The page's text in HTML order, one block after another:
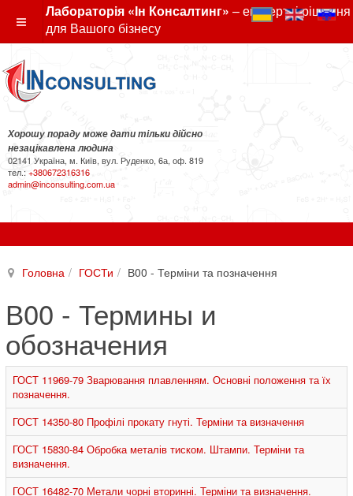
Лабораторія «Ін Консалтинг» – експертні рішення
для Вашого бізнесу
Хорошу пораду може дати тільки дійсно
незацікавлена людина
02141 Україна, м. Київ, вул. Руденко, 6а, оф. 819
тел.: +380672316316
admin@inconsulting.com.ua
Головна ГОСТи В00 - Терміни та позначення
В00 - Термины и
обозначения
ГОСТ 11969-79 Зварювання плавленням. Основні положення та їх
позначення.
ГОСТ 14350-80 Профілі прокату гнуті. Терміни та визначення
ГОСТ 15830-84 Обробка металів тиском. Штампи. Терміни та
визначення.
ГОСТ 16482-70 Метали чорні вторинні. Терміни та визначення.